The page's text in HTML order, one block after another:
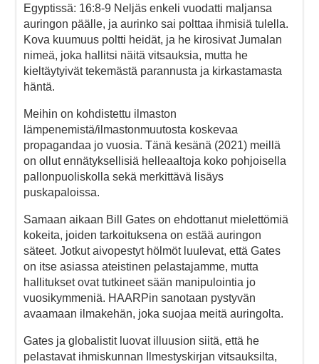
Egyptissä: 16:8-9 Neljäs enkeli vuodatti maljansa
auringon päälle, ja aurinko sai polttaa ihmisiä tulella.
Kova kuumuus poltti heidät, ja he kirosivat Jumalan
nimeä, joka hallitsi näitä vitsauksia, mutta he
kieltäytyivät tekemästä parannusta ja kirkastamasta
häntä.
Meihin on kohdistettu ilmaston
lämpenemistä/ilmastonmuutosta koskevaa
propagandaa jo vuosia. Tänä kesänä (2021) meillä
on ollut ennätyksellisiä helleaaltoja koko pohjoisella
pallonpuoliskolla sekä merkittävä lisäys
puskapaloissa.
Samaan aikaan Bill Gates on ehdottanut mielettömiä
kokeita, joiden tarkoituksena on estää auringon
säteet. Jotkut aivopestyt hölmöt luulevat, että Gates
on itse asiassa ateistinen pelastajamme, mutta
hallitukset ovat tutkineet sään manipulointia jo
vuosikymmeniä. HAARPin sanotaan pystyvän
avaamaan ilmakehän, joka suojaa meitä auringolta.
Gates ja globalistit luovat illuusion siitä, että he
pelastavat ihmiskunnan Ilmestyskirjan vitsauksilta,